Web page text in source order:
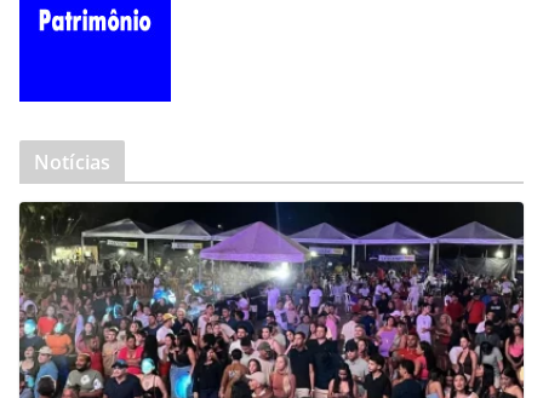
Notícias